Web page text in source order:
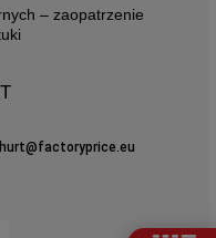
– zaopatrzenie
hurt@factoryprice.eu